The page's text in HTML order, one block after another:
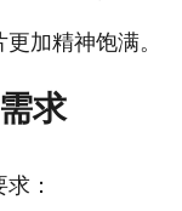
加精神饱满。
求
：